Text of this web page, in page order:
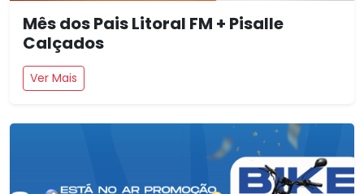
Mês dos Pais Litoral FM + Pisalle
Calçados
Ver Mais